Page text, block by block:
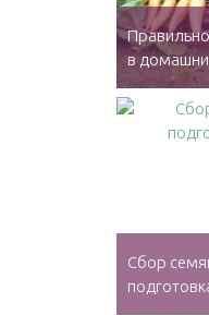
в
Сбор